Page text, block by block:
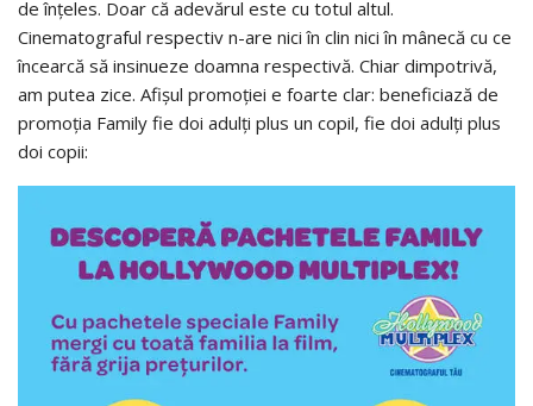
de înțeles. Doar că adevărul este cu totul altul.
Cinematograful respectiv n-are nici în clin nici în mânecă cu ce
încearcă să insinueze doamna respectivă. Chiar dimpotrivă,
am putea zice. Afișul promoției e foarte clar: beneficiază de
promoția Family fie doi adulți plus un copil, fie doi adulți plus
doi copii: